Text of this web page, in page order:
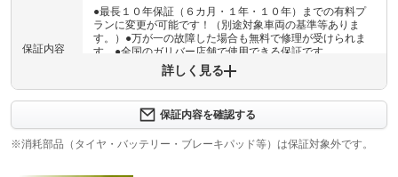
保証内容
●最長１０年保証（６カ月・１年・１０年）までの有料プ
ランに変更が可能です！（別途対象車両の基準等ありま
す。）●万が一の故障した場合も無料で修理が受けられま
す。●全国のガリバー店舗で使用できる保証です。
保証項目
１エンジン機構 ２動力伝達機構 ３ブレーキ機構 ４ス
テアリング機構 ５前後アクスル機構 ６電子制御機構
詳しく見る
保証内容を確認する
※消耗部品（タイヤ・バッテリー・ブレーキパッド等）は保証対象外です。